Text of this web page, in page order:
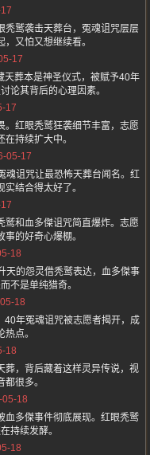
秃鹫袭击天葬台，冤魂诅咒层层
又怕又想继续看。
17
天葬本是神圣仪式，被赋予40年
论其背后的心理因素。
17
。红眼秃鹫狂袭细节丰富，志愿
持续扩大中。
05-17
魂诅咒让最恐怖天葬台闻名。红
结合得太好了。
鹫和血多傑诅咒简直爆炸。志愿
的好奇心爆棚。
18
天的怨灵借秃鹫表达，血多傑事
不是单纯猎奇。
18
40年冤魂诅咒被志愿者揭开，成
点。
18
葬，背后藏着这样灵异传说，视
很多。
18
血多傑事件彻底展现。红眼秃鹫
持续发酵。
18